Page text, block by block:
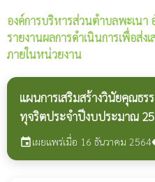
องค์การบริหารส่วนตำบลพะเนา
รายงานผลการดำเนินการเพื่อส่ง
ภายในหน่วยงาน
แผนการเสริมสร้างวินัยคุณธ
ทุจริตประจำปีงบประมาณ
eventเผยแพร่เมื่อ 16 ธันวาคม 2564